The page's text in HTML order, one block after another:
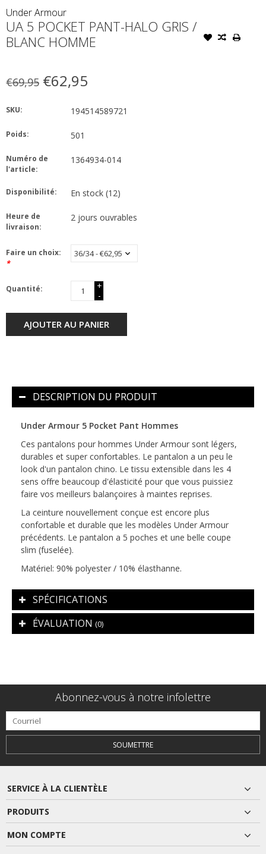
Under Armour
UA 5 POCKET PANT-HALO GRIS /
BLANC HOMME
€69,95 €62,95
SKU: 194514589721
Poids: 501
Numéro de
l'article:
1364934-014
Disponibilité: En stock (12)
Heure de
livraison:
2 jours ouvrables
Faire un choix:
*
Quantité:
+
-
AJOUTER AU PANIER
DESCRIPTION DU PRODUIT
Under Armour 5 Pocket Pant Hommes
Ces pantalons pour hommes Under Armour sont légers,
durables et super confortables. Le pantalon a un peu le
look d'un pantalon chino. Le tissu extensible dans les 4
sens offre beaucoup d'élasticité pour que vous puissiez
faire vos meilleurs balançoires à maintes reprises.
La ceinture nouvellement conçue est encore plus
confortable et durable que les modèles Under Armour
précédents. Le pantalon a 5 poches et une belle coupe
slim (fuselée).
Matériel: 90% polyester / 10% élasthanne.
SPÉCIFICATIONS
ÉVALUATION (0)
Abonnez-vous à notre infolettre
SOUMETTRE
SERVICE À LA CLIENTÈLE
PRODUITS
MON COMPTE